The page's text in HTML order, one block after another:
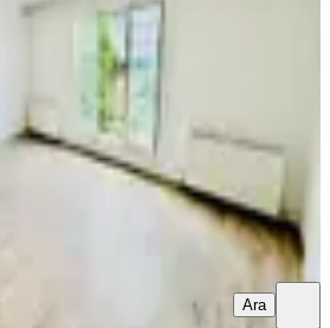
135 m² · 2. Kat·01.08.2026
Avantaj Emlak
Ara